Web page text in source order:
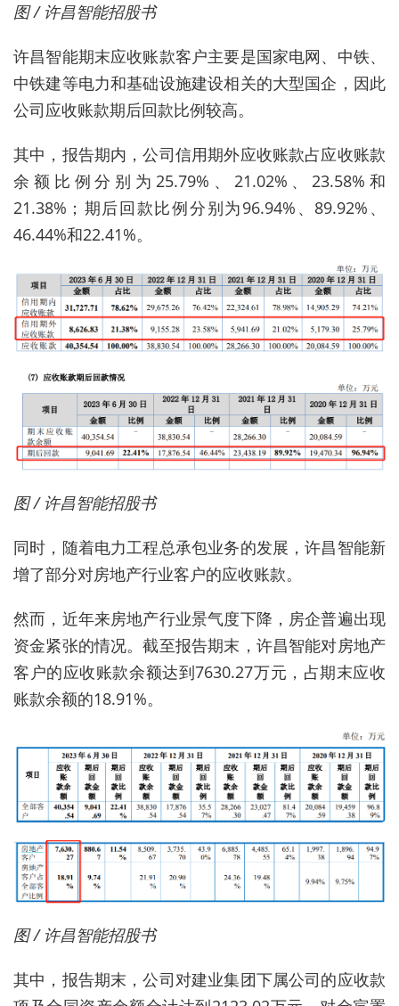
图 / 许昌智能招股书
许昌智能期末应收账款客户主要是国家电网、中铁、
中铁建等电力和基础设施建设相关的大型国企，因此
公司应收账款期后回款比例较高。
其中，报告期内，公司信用期外应收账款占应收账款
余额比例分别为25.79%、21.02%、23.58%和
21.38%；期后回款比例分别为96.94%、89.92%、
46.44%和22.41%。
图 / 许昌智能招股书
同时，随着电力工程总承包业务的发展，许昌智能新
增了部分对房地产行业客户的应收账款。
然而，近年来房地产行业景气度下降，房企普遍出现
资金紧张的情况。截至报告期末，许昌智能对房地产
客户的应收账款余额达到7630.27万元，占期末应收
账款余额的18.91%。
图 / 许昌智能招股书
其中，报告期末，公司对建业集团下属公司的应收款